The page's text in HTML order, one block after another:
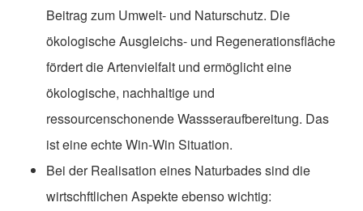
Beitrag zum Umwelt- und Naturschutz. Die
ökologische Ausgleichs- und Regenerationsfläche
fördert die Artenvielfalt und ermöglicht eine
ökologische, nachhaltige und
ressourcenschonende Wassseraufbereitung. Das
ist eine echte Win-Win Situation.
Bei der Realisation eines Naturbades sind die
wirtschftlichen Aspekte ebenso wichtig: